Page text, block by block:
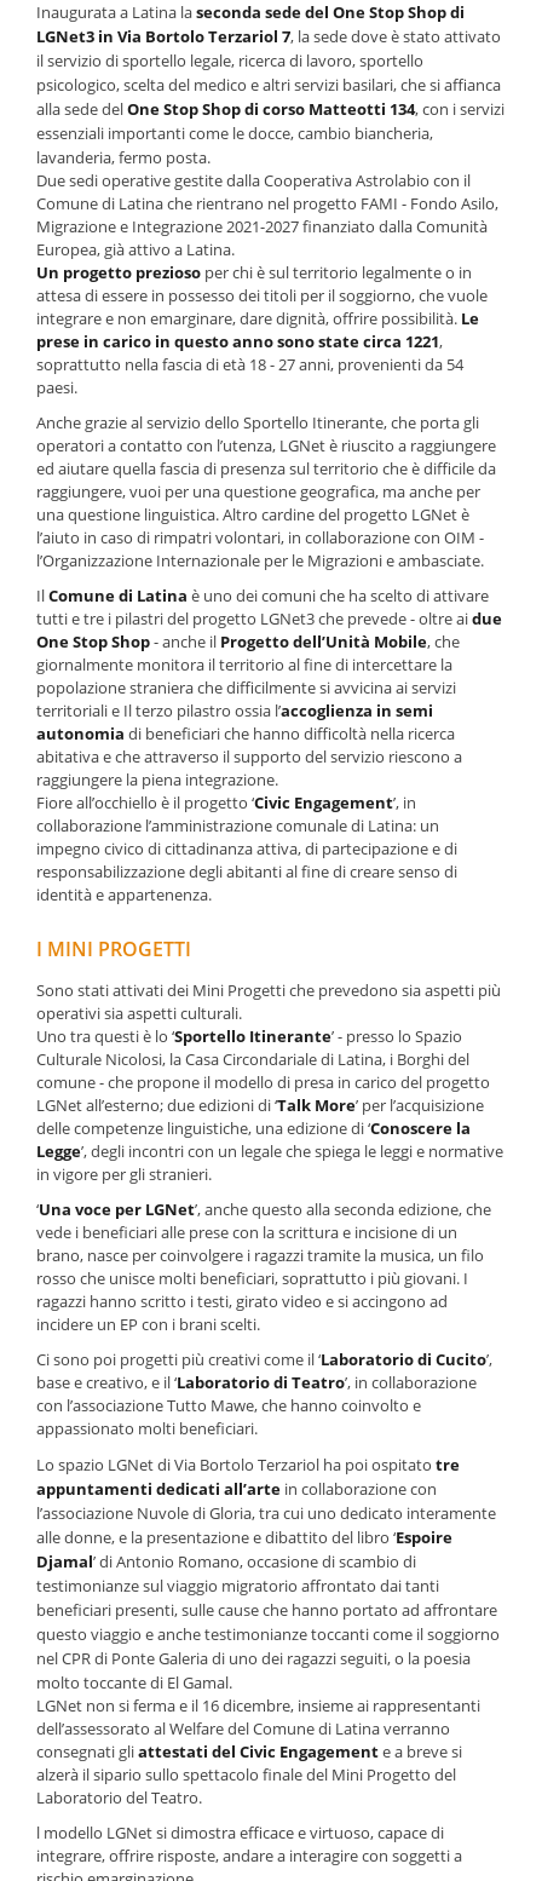
Inaugurata a Latina laseconda sede del One Stop Shop di
LGNet3 in Via Bortolo Terzariol 7, la sede dove è stato attivato
il servizio di sportello legale, ricerca di lavoro, sportello
psicologico, scelta del medico e altri servizi basilari, che si affianca
alla sede delOne Stop Shop di corso Matteotti 134, con i servizi
essenziali importanti come le docce, cambio biancheria,
lavanderia, fermo posta.
Due sedi operative gestite dalla Cooperativa Astrolabio con il
Comune di Latina che rientrano nel progetto FAMI - Fondo Asilo,
Migrazione e Integrazione 2021-2027 finanziato dalla Comunità
Europea, già attivo a Latina.
Un progetto prezioso per chi è sul territorio legalmente o in
attesa di essere in possesso dei titoli per il soggiorno, che vuole
integrare e non emarginare, dare dignità, offrire possibilità. Le
prese in carico in questo anno sono state circa 1221,
soprattutto nella fascia di età 18 - 27 anni, provenienti da 54
paesi.
Anche grazie al servizio dello Sportello Itinerante, che porta gli
operatori a contatto con l’utenza, LGNet è riuscito a raggiungere
ed aiutare quella fascia di presenza sul territorio che è difficile da
raggiungere, vuoi per una questione geografica, ma anche per
una questione linguistica. Altro cardine del progetto LGNet è
l’aiuto in caso di rimpatri volontari, in collaborazione con OIM -
l’Organizzazione Internazionale per le Migrazioni e ambasciate.
IlComune di Latina è uno dei comuni che ha scelto di attivare
tutti e tre i pilastri del progetto LGNet3 che prevede - oltre aidue
One Stop Shop- anche il Progetto dell’Unità Mobile, che
giornalmente monitora il territorio al fine di intercettare la
popolazione straniera che difficilmente si avvicina ai servizi
territoriali e Il terzo pilastro ossia l’accoglienza in semi
autonomia di beneficiari che hanno difficoltà nella ricerca
abitativa e che attraverso il supporto del servizio riescono a
raggiungere la piena integrazione.
Fiore all’occhiello è il progetto ‘Civic Engagement’, in
collaborazione l’amministrazione comunale di Latina: un
impegno civico di cittadinanza attiva, di partecipazione e di
responsabilizzazione degli abitanti al fine di creare senso di
identità e appartenenza.
I MINI PROGETTI
Sono stati attivati dei Mini Progetti che prevedono sia aspetti più
operativi sia aspetti culturali.
Uno tra questi è lo ‘Sportello Itinerante’ - presso lo Spazio
Culturale Nicolosi, la Casa Circondariale di Latina, i Borghi del
comune - che propone il modello di presa in carico del progetto
LGNet all’esterno; due edizioni di ‘Talk More’ per l’acquisizione
delle competenze linguistiche, una edizione di ‘Conoscere la
Legge’, degli incontri con un legale che spiega le leggi e normative
in vigore per gli stranieri.
‘Una voce per LGNet’, anche questo alla seconda edizione, che
vede i beneficiari alle prese con la scrittura e incisione di un
brano, nasce per coinvolgere i ragazzi tramite la musica, un filo
rosso che unisce molti beneficiari, soprattutto i più giovani. I
ragazzi hanno scritto i testi, girato video e si accingono ad
incidere un EP con i brani scelti.
Ci sono poi progetti più creativi come il ‘Laboratorio di Cucito’,
base e creativo, e il ‘Laboratorio di Teatro’, in collaborazione
con l’associazione Tutto Mawe, che hanno coinvolto e
appassionato molti beneficiari.
Lo spazio LGNet di Via Bortolo Terzariol ha poi ospitato tre
appuntamenti dedicati all’arte in collaborazione con
l’associazione Nuvole di Gloria, tra cui uno dedicato interamente
alle donne, e la presentazione e dibattito del libro ‘Espoire
Djamal’ di Antonio Romano, occasione di scambio di
testimonianze sul viaggio migratorio affrontato dai tanti
beneficiari presenti, sulle cause che hanno portato ad affrontare
questo viaggio e anche testimonianze toccanti come il soggiorno
nel CPR di Ponte Galeria di uno dei ragazzi seguiti, o la poesia
molto toccante di El Gamal.
LGNet non si ferma e il 16 dicembre, insieme ai rappresentanti
dell’assessorato al Welfare del Comune di Latina verranno
consegnati gliattestati del Civic Engagemente a breve si
alzerà il sipario sullo spettacolo finale del Mini Progetto del
Laboratorio del Teatro.
l modello LGNet si dimostra efficace e virtuoso, capace di
integrare, offrire risposte, andare a interagire con soggetti a